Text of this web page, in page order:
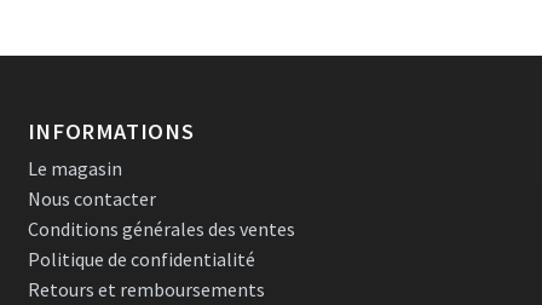
variations.
INFORMATIONS
Le magasin
Nous contacter
Conditions générales des ventes
Politique de confidentialité
Retours et remboursements